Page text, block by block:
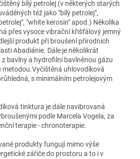
bílý petrolej (v některých starých
též jako "bílý petrolej",
"white kerosin" apod.) Několika
přes vysoce vibrační křišťálový jemný
produkt při broušení přírodních
Abadiánie. Dále je několikrát
bavlny a hydrofilní bavlněnou gázu
metodou.Vyčištěná uhlovodíková
s minimálním petrolejovým
tinktura je dále navibrovaná
podle Marcela Vogela, za
terapie - chronoterapie.
produkty fungují mimo výše
zářiče do prostoru a to i v